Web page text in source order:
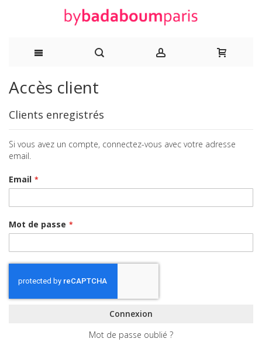
Accès client
Clients enregistrés
Si vous avez un compte, connectez-vous avec votre adresse
email.
Email
Mot de passe
Connexion
Mot de passe oublié ?